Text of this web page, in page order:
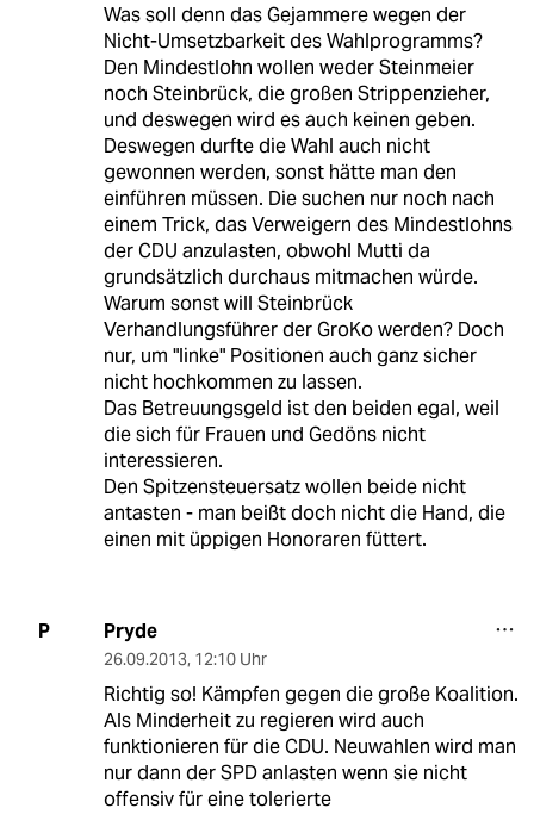
Was soll denn das Gejammere wegen der
Nicht-Umsetzbarkeit des Wahlprogramms?
Den Mindestlohn wollen weder Steinmeier
noch Steinbrück, die großen Strippenzieher,
und deswegen wird es auch keinen geben.
Deswegen durfte die Wahl auch nicht
gewonnen werden, sonst hätte man den
einführen müssen. Die suchen nur noch nach
einem Trick, das Verweigern des Mindestlohns
der CDU anzulasten, obwohl Mutti da
grundsätzlich durchaus mitmachen würde.
Warum sonst will Steinbrück
Verhandlungsführer der GroKo werden? Doch
nur, um "linke" Positionen auch ganz sicher
nicht hochkommen zu lassen.
Das Betreuungsgeld ist den beiden egal, weil
die sich für Frauen und Gedöns nicht
interessieren.
Den Spitzensteuersatz wollen beide nicht
antasten - man beißt doch nicht die Hand, die
einen mit üppigen Honoraren füttert.
P Pryde
26.09.2013, 12:10 Uhr
Richtig so! Kämpfen gegen die große Koalition.
Als Minderheit zu regieren wird auch
funktionieren für die CDU. Neuwahlen wird man
nur dann der SPD anlasten wenn sie nicht
offensiv für eine tolerierte